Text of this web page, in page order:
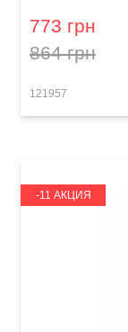
773 грн
864 грн
121957
-11 АКЦИЯ